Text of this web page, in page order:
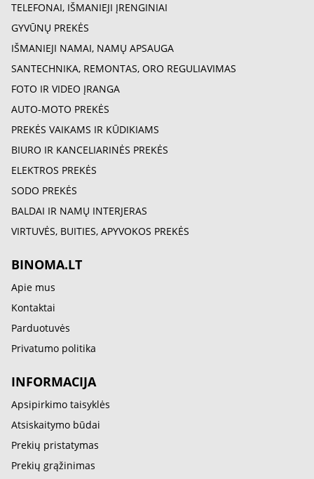
TELEFONAI, IŠMANIEJI ĮRENGINIAI
GYVŪNŲ PREKĖS
IŠMANIEJI NAMAI, NAMŲ APSAUGA
SANTECHNIKA, REMONTAS, ORO REGULIAVIMAS
FOTO IR VIDEO ĮRANGA
AUTO-MOTO PREKĖS
PREKĖS VAIKAMS IR KŪDIKIAMS
BIURO IR KANCELIARINĖS PREKĖS
ELEKTROS PREKĖS
SODO PREKĖS
BALDAI IR NAMŲ INTERJERAS
VIRTUVĖS, BUITIES, APYVOKOS PREKĖS
BINOMA.LT
Apie mus
Kontaktai
Parduotuvės
Privatumo politika
INFORMACIJA
Apsipirkimo taisyklės
Atsiskaitymo būdai
Prekių pristatymas
Prekių grąžinimas